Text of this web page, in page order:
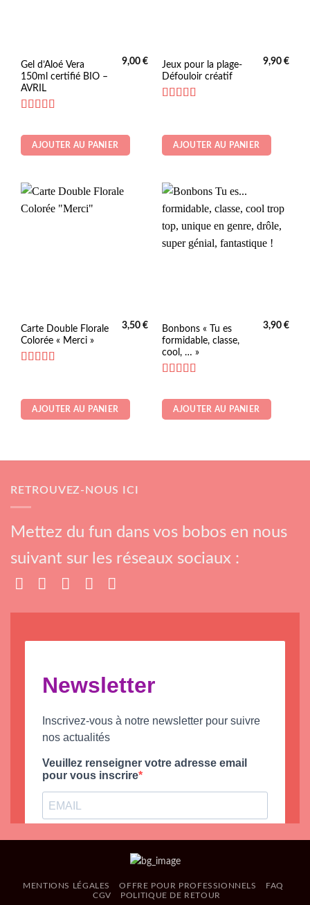
Gel d’Aloé Vera
150ml certifié BIO –
AVRIL
9,00€
AJOUTER AU PANIER
Jeux pour la plage-
Défouloir créatif
9,90€
AJOUTER AU PANIER
Carte Double Florale
Colorée « Merci »
3,50€
AJOUTER AU PANIER
Bonbons « Tu es
formidable, classe,
cool, … »
3,90€
AJOUTER AU PANIER
RETROUVEZ-NOUS ICI
Mettez du fun dans vos bobos en nous
suivant sur les réseaux sociaux :
MENTIONS LÉGALES OFFRE POUR PROFESSIONNELS
FAQ
CGV
POLITIQUE DE RETOUR